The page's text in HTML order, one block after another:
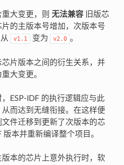
大变更，则 无法兼容旧版芯
的主版本号增加，次版本号
v1.1 变为 v2.0 。
片版本之间的衍生关系，并
大变更。
ESP-IDF 的执行逻辑应与此
而达到无缝衔接。在这样便
件迁移到更新了次版本的芯
本并重新编译整个项目。
本的芯片上意外执行时，软